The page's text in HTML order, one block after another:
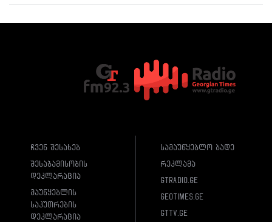
ჩვენ შესახებ
შესაბამისობის
დეკლარაცია
მაუწყებლის
საკუთრების
დეკლარაცია
სამაუწყებლო ბადე
რეკლამა
gtradio.ge
geotimes.ge
gttv.ge